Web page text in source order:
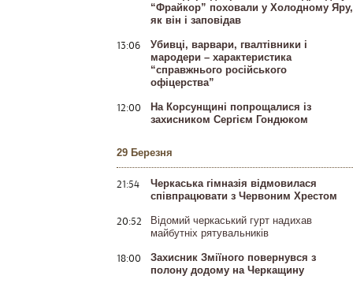
“Фрайкор” поховали у Холодному Яру,
як він і заповідав
13:06
Убивці, варвари, гвалтівники і
мародери – характеристика
“справжнього російського
офіцерства”
12:00
На Корсунщині попрощалися із
захисником Сергієм Гондюком
29 Березня
21:54
Черкаська гімназія відмовилася
співпрацювати з Червоним Хрестом
20:52
Відомий черкаський гурт надихав
майбутніх рятувальників
18:00
Захисник Зміїного повернувся з
полону додому на Черкащину